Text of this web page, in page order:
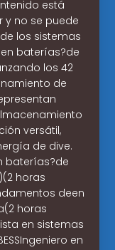
está
y no se puede
los sistemas
baterías?de
los 42
de
versátil,
de dive.
baterías?de
horas
deen
horas
en sistemas
en